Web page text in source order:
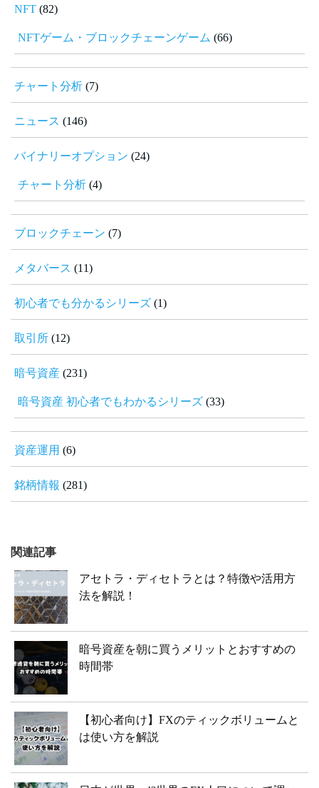
NFT (82)
NFTゲーム・ブロックチェーンゲーム (66)
チャート分析 (7)
ニュース (146)
バイナリーオプション (24)
チャート分析 (4)
ブロックチェーン (7)
メタバース (11)
初心者でも分かるシリーズ (1)
取引所 (12)
暗号資産 (231)
暗号資産 初心者でもわかるシリーズ (33)
資産運用 (6)
銘柄情報 (281)
関連記事
アセトラ・ディセトラとは？特徴や活用方
法を解説！
暗号資産を朝に買うメリットとおすすめの
時間帯
【初心者向け】FXのティックボリュームと
は使い方を解説